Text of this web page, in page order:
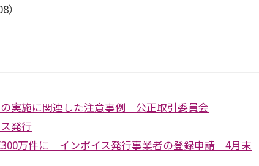
実施に関連した注意事例 公正取引委員会
発行
万件に インボイス発行事業者の登録申請 4月末